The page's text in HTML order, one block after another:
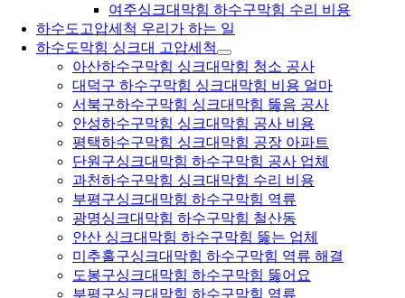
여주싱크대막힘 하수구막힘 수리 비용
하수도고압세척 우리가 하는 일
하수도막힘 싱크대 고압세척
아산하수구막힘 싱크대막힘 청소 공사
대덕구 하수구막힘 싱크대막힘 비용 얼마
서북구하수구막힘 싱크대막힘 뚫음 공사
안성하수구막힘 싱크대막힘 공사 비용
평택하수구막힘 싱크대막힘 공장 아파트
단원구싱크대막힘 하수구막힘 공사 업체
과천하수구막힘 싱크대막힘 수리 비용
부평구싱크대막힘 하수구막힘 역류
광명싱크대막힘 하수구막힘 철산동
안산 싱크대막힘 하수구막힘 뚫는 업체
미추홀구싱크대막힘 하수구막힘 역류 해결
도봉구싱크대막힘 하수구막힘 뚫어요
부평구싱크대막힘 하수구막힘 역류